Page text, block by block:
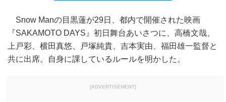
Snow Manの目黒蓮が29日、都内で開催された映画
『SAKAMOTO DAYS』初日舞台あいさつに、高橋文哉、
上戸彩、横田真悠、戸塚純貴、吉本実由、福田雄一監督と
共に出席。自身に課しているルールを明かした。
[ADVERTISEMENT]